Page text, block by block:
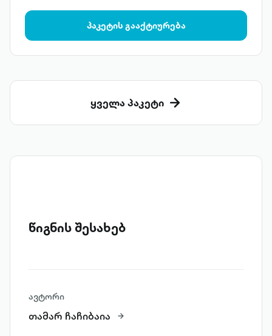
პაკეტის გააქტიურება
ყველა პაკეტი
წიგნის შესახებ
ავტორი
თამარ ჩაჩიბაია